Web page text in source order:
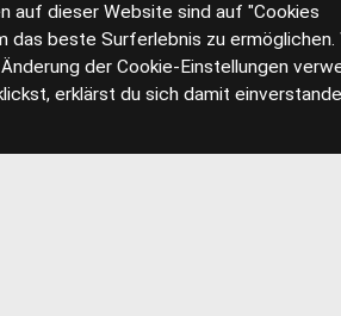
auf dieser Website sind auf "Cookies
das beste Surferlebnis zu ermöglichen.
der Cookie-Einstellungen
erklärst du sich damit